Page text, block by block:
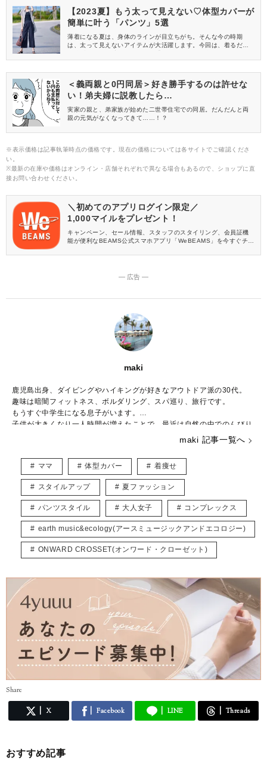
【2023夏】もう太って見えない♡体型カバーが
簡単に叶う「パンツ」5選
薄着になる夏は、身体のラインが目立ちがち。そんな今の時期
は、太って見えないアイテムが大活躍します。今回は、着るだけ
＜義両親と0円同居＞好き勝手するのは許せな
い！弟夫婦に説教したら…
実家の親と、弟家族が始めた二世帯住宅での同居。だんだんと両
親の元気がなくなってきて……！？
※表示価格は記事執筆時点の価格です。現在の価格については各サイトでご確認くださ
い。
※最新の在庫や価格はオンライン・店舗それぞれで異なる場合もあるので、ショップに直
接お問い合わせください。
＼初めてのアプリログイン限定／
1,000マイルをプレゼント！
キャンペーン、セール情報、スタッフのスタイリング、会員証機
能が便利なBEAMS公式スマホアプリ「WeBEAMS」を今すぐチェ
― 広告 ―
maki
鹿児島出身、ダイビングやハイキングが好きなアウトドア派の30代。
趣味は暗闇フィットネス、ボルダリング、スパ巡り、旅行です。
もうすぐ中学生になる息子がいます。
子供が大きくなり一人時間が増えたことで、最近は自然の中でのんびり
ファッションを楽しんでいます。
こちらでは主にUNIQLOやGU、しまむらなどのプチプラアイテムを取
り入れたトレンド記事を紹介していきます。
宜しくお願いします。
maki 記事一覧へ
ママ 体型カバー 着痩せ
スタイルアップ 夏ファッション
パンツスタイル 大人女子 コンプレックス
earth music&ecology(アースミュージックアンドエコロジー)
ONWARD CROSSET(オンワード・クローゼット)
Share
X Facebook LINE Threads
おすすめ記事